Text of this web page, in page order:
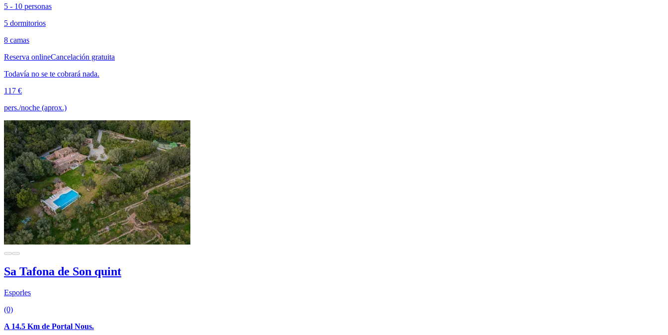
5 - 10 personas
5 dormitorios
8 camas
Reserva onlineCancelación gratuita
Todavía no se te cobrará nada.
117 €
pers./noche (aprox.)
Sa Tafona de Son quint
Esporles
(0)
A 14.5 Km de Portal Nous.